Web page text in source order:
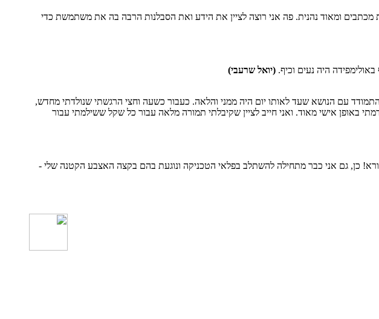
ומאוד נהנית. פה אני רוצה לציין את הידע ואת הסבלנות הרבה בה את משתמשת כדי
היה נעים וכיף. (יואל שרעבי)
עם הנושא שעד לאותו יום היה ממני והלאה. כעבור כשעה וחצי הרגשתי שנולדתי מחדש,
באופן אישי מאוד. ואני חייב לציין שקיבלתי תמורה מלאה עבור כל שקל ששילמתי עבור
כן, גם אני כבר מתחילה להשתלב בפלאי הטכניקה ונוגעת בהם בקצה האצבע הקטנה שלי -